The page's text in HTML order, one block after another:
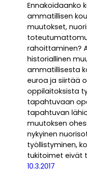
Ennakoidaanko
ammatillisen
muutokset,
rahoittaminen?
historiallinen
ammatillisesta
euroa ja siirtää
oppilaitoksista
tapahtuvaan
tapahtuvan
muutoksen
nykyinen
työllistyminen,
tukitoimet eivät
10.3.2017